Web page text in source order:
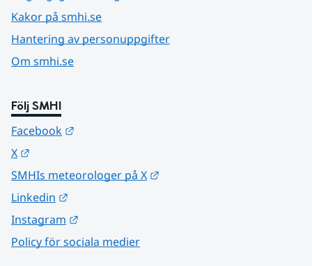
Kakor på smhi.se
Hantering av personuppgifter
Om smhi.se
Följ SMHI
Facebook
X
SMHIs meteorologer på X
Linkedin
Instagram
Policy för sociala medier